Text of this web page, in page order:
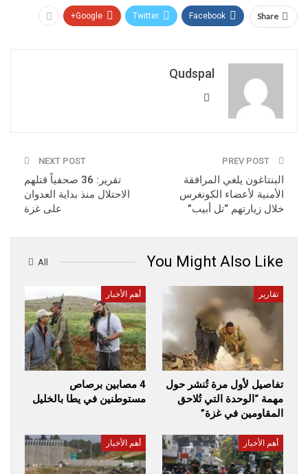
Share
Facebook
Twitter
Google+
Qudspal
البنتاغون يلغي المرافقة
الأمنية لأعضاء الكونغرس
خلال زيارتهم “تل أبيب”
NEXT POST
تقرير: 36 صحفياً قتلهم
الاحتلال منذ بداية العدوان
على غزة
All You Might Also Like
تقارير
تفاصيل لأول مرة تُنشر حول
مهمة “الوحدة التي تُلاحق
المقاومين في غزة”
أهم الأخبار
4 مصابين برصاص
مستوطنين في يطا بالخليل
أهم الأخبار أهم الأخبار